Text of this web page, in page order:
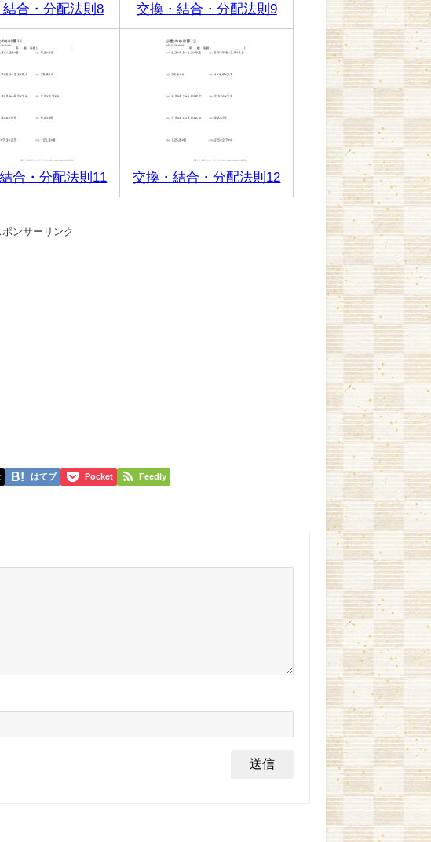
結合・分配法則8 交換・結合・分配法則9
合・分配法則11 交換・結合・分配法則12
ポンサーリンク
はてブ Pocket Feedly